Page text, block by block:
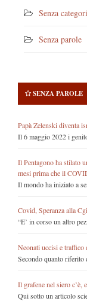
Senza
Senza parole
SENZA PAROLE
Papà Zelenski diventa
Il 6 maggio 2022 i
Il Pentagono ha stilato
mesi prima che il
Il mondo ha iniziato a
Covid, Speranza alla
“E’ in corso un altro
Neonati uccisi e
Secondo quanto riferito
Il grafene nel siero c’è,
Qui sotto un articolo